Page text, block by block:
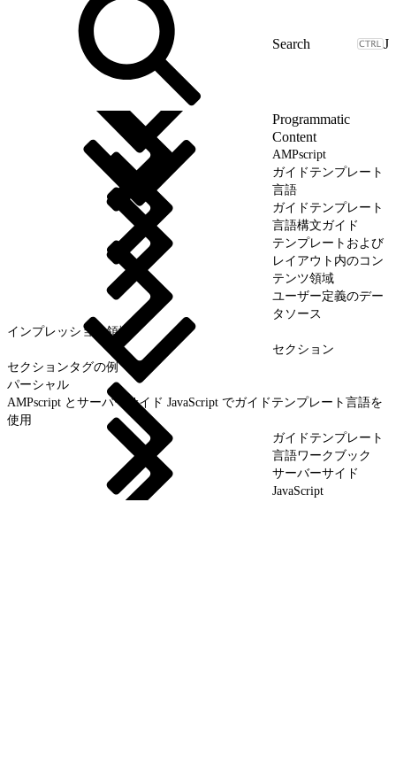
J
Programmatic
Content
AMPscript
ガイドテンプレート
言語
ガイドテンプレート
言語構文ガイド
テンプレートおよび
レイアウト内のコン
テンツ領域
ユーザー定義のデー
タソース
インプレッション領域
セクション
セクションタグの例
パーシャル
AMPscript とサーバーサイド JavaScript でガイドテンプレート言語を
使用
ガイドテンプレート
言語ワークブック
サーバーサイド
JavaScript